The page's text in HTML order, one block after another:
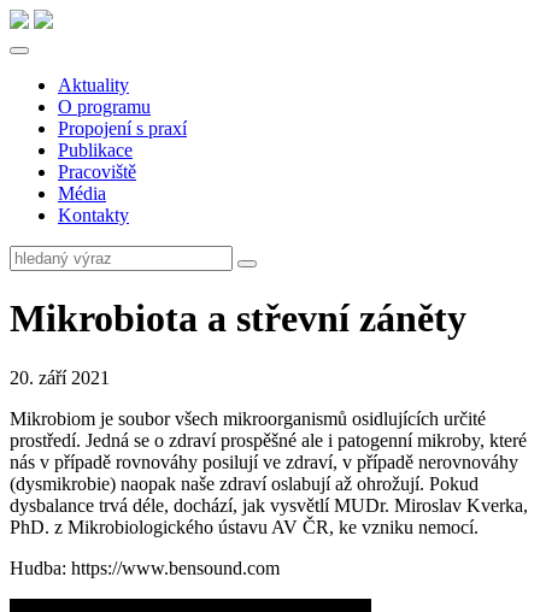
Aktuality
O programu
Propojení s praxí
Publikace
Pracoviště
Média
Kontakty
Mikrobiota a střevní záněty
20. září 2021
Mikrobiom je soubor všech mikroorganismů osidlujících určité
prostředí. Jedná se o zdraví prospěšné ale i patogenní mikroby, které
nás v případě rovnováhy posilují ve zdraví, v případě nerovnováhy
(dysmikrobie) naopak naše zdraví oslabují až ohrožují. Pokud
dysbalance trvá déle, dochází, jak vysvětlí MUDr. Miroslav Kverka,
PhD. z Mikrobiologického ústavu AV ČR, ke vzniku nemocí.
Hudba: https://www.bensound.com